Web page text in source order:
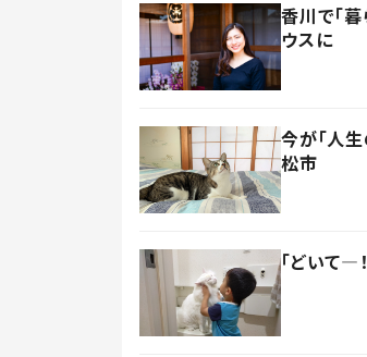
香川で「
ウスに
今が「人
松市
「どいて―